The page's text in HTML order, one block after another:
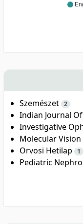
Szemészet 2
Indian Journal
Investigative
Molecular Vision
Orvosi Hetilap 1
Pediatric